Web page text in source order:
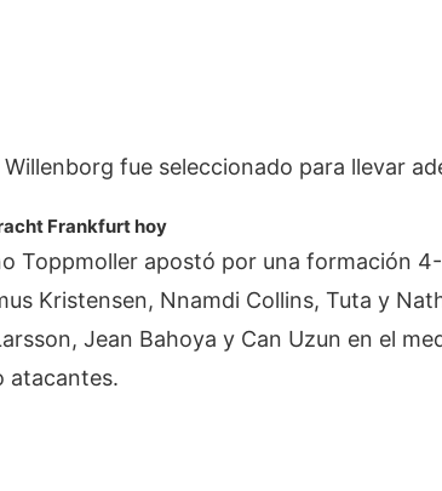
fue seleccionado para llevar
Frankfurt hoy
Toppmoller apostó por una formación
Kristensen, Nnamdi Collins, Tuta y
Jean Bahoya y Can Uzun en el
atacantes.